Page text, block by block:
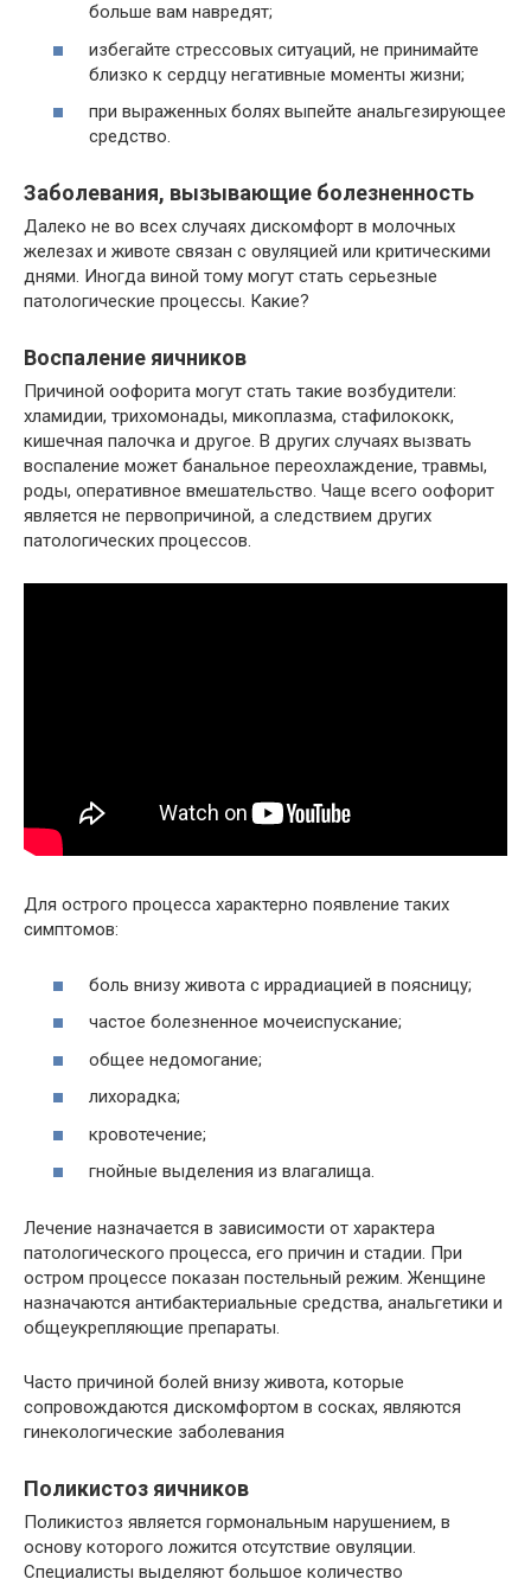
больше вам навредят;
избегайте стрессовых ситуаций, не принимайте
близко к сердцу негативные моменты жизни;
при выраженных болях выпейте анальгезирующее
средство.
Заболевания, вызывающие болезненность
Далеко не во всех случаях дискомфорт в молочных
железах и животе связан с овуляцией или критическими
днями. Иногда виной тому могут стать серьезные
патологические процессы. Какие?
Воспаление яичников
Причиной оофорита могут стать такие возбудители:
хламидии, трихомонады, микоплазма, стафилококк,
кишечная палочка и другое. В других случаях вызвать
воспаление может банальное переохлаждение, травмы,
роды, оперативное вмешательство. Чаще всего оофорит
является не первопричиной, а следствием других
патологических процессов.
Для острого процесса характерно появление таких
симптомов:
боль внизу живота с иррадиацией в поясницу;
частое болезненное мочеиспускание;
общее недомогание;
лихорадка;
кровотечение;
гнойные выделения из влагалища.
Лечение назначается в зависимости от характера
патологического процесса, его причин и стадии. При
остром процессе показан постельный режим. Женщине
назначаются антибактериальные средства, анальгетики и
общеукрепляющие препараты.
Часто причиной болей внизу живота, которые
сопровождаются дискомфортом в сосках, являются
гинекологические заболевания
Поликистоз яичников
Поликистоз является гормональным нарушением, в
основу которого ложится отсутствие овуляции.
Специалисты выделяют большое количество